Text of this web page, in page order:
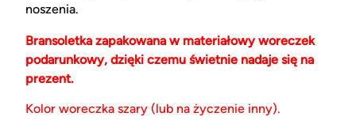
noszenia.
Bransoletka zapakowana w materiałowy woreczek
podarunkowy, dzięki czemu świetnie nadaje się na
prezent.
Kolor woreczka szary (lub na życzenie inny).